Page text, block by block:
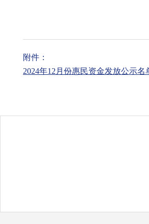
附件：
2024年12月份惠民资金发放公示